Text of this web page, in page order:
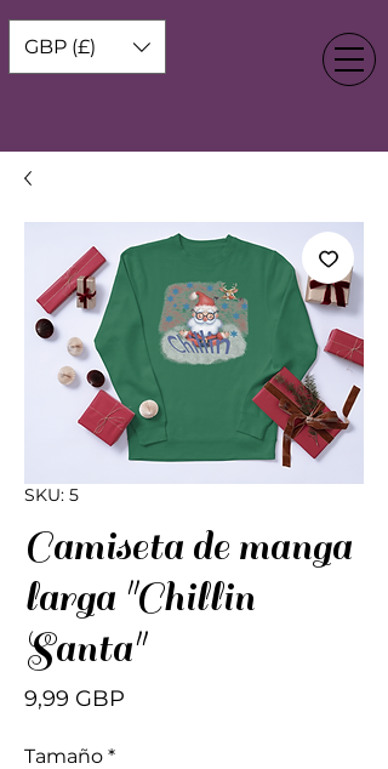
GBP (£)
SKU: 5
Camiseta de manga
larga "Chillin
Santa"
9,99 GBP
Tamaño *